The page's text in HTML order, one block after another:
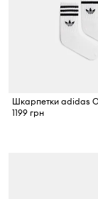
1199 грн